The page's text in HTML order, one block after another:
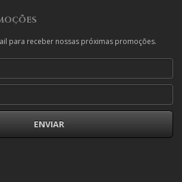
para receber nossas próximas promoções.